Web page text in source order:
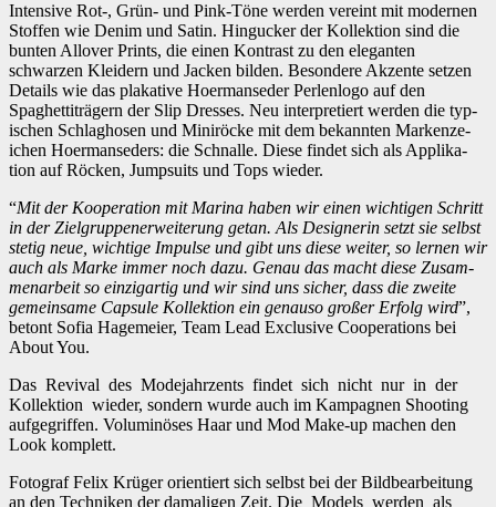
Inten­sive Rot‑, Grün- und Pink-Töne wer­den vere­int mit mod­er­nen
Stof­fen wie Den­im und Satin. Hin­guck­er der Kollek­tion sind die
bun­ten Allover Prints, die einen Kon­trast zu den ele­gan­ten
schwarzen Klei­dern und Jack­en bilden. Beson­dere Akzente set­zen
Details wie das plaka­tive Hoer­manseder Per­len­l­o­go auf den
Spaghet­titrägern der Slip Dress­es. Neu inter­pretiert wer­den die typ­
is­chen Schlagho­sen und Miniröcke mit dem bekan­nten Marken­ze­
ichen Hoer­manseders: die Schnalle. Diese find­et sich als App­lika­
tion auf Röck­en, Jump­suits und Tops wieder.
“Mit der Koop­er­a­tion mit Mari­na haben wir einen wichti­gen Schritt
in der Ziel­grup­pen­er­weiterung getan. Als Designer­in set­zt sie selb­st
stetig neue, wichtige Impulse und gibt uns diese weit­er, so ler­nen wir
auch als Marke immer noch dazu. Genau das macht diese Zusam­
me­nar­beit so einzi­gar­tig und wir sind uns sich­er, dass die zweite
gemein­same Cap­sule Kollek­tion ein genau­so großer Erfolg wird”,
betont Sofia Hage­meier, Team Lead Exclu­sive Coop­er­a­tions bei
About You.
Das Revival des Mod­e­jahrzents find­et sich nicht nur in der
Kollek­tion wieder, son­dern wurde auch im Kam­pag­nen Shoot­ing
aufge­grif­f­en. Volu­minös­es Haar und Mod Make-up machen den
Look kom­plett.
Fotograf Felix Krüger ori­en­tiert sich selb­st bei der Bild­bear­beitung
an den Tech­niken der dama­li­gen Zeit. Die Mod­els wer­den als